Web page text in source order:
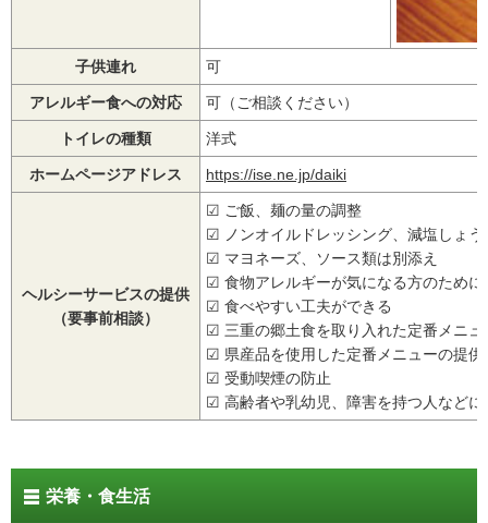
子供連れ 可
アレルギー食への対応 可（ご相談ください）
トイレの種類 洋式
ホームページアドレス https://ise.ne.jp/daiki
ヘルシーサービスの提供
（要事前相談）
☑ ご飯、麺の量の調整
☑ ノンオイルドレッシング、減塩しょ
☑ マヨネーズ、ソース類は別添え
☑ 食物アレルギーが気になる方のため
☑ 食べやすい工夫ができる
☑ 三重の郷土食を取り入れた定番メニュ
☑ 県産品を使用した定番メニューの提供
☑ 受動喫煙の防止
☑ 高齢者や乳幼児、障害を持つ人などに
栄養・食生活